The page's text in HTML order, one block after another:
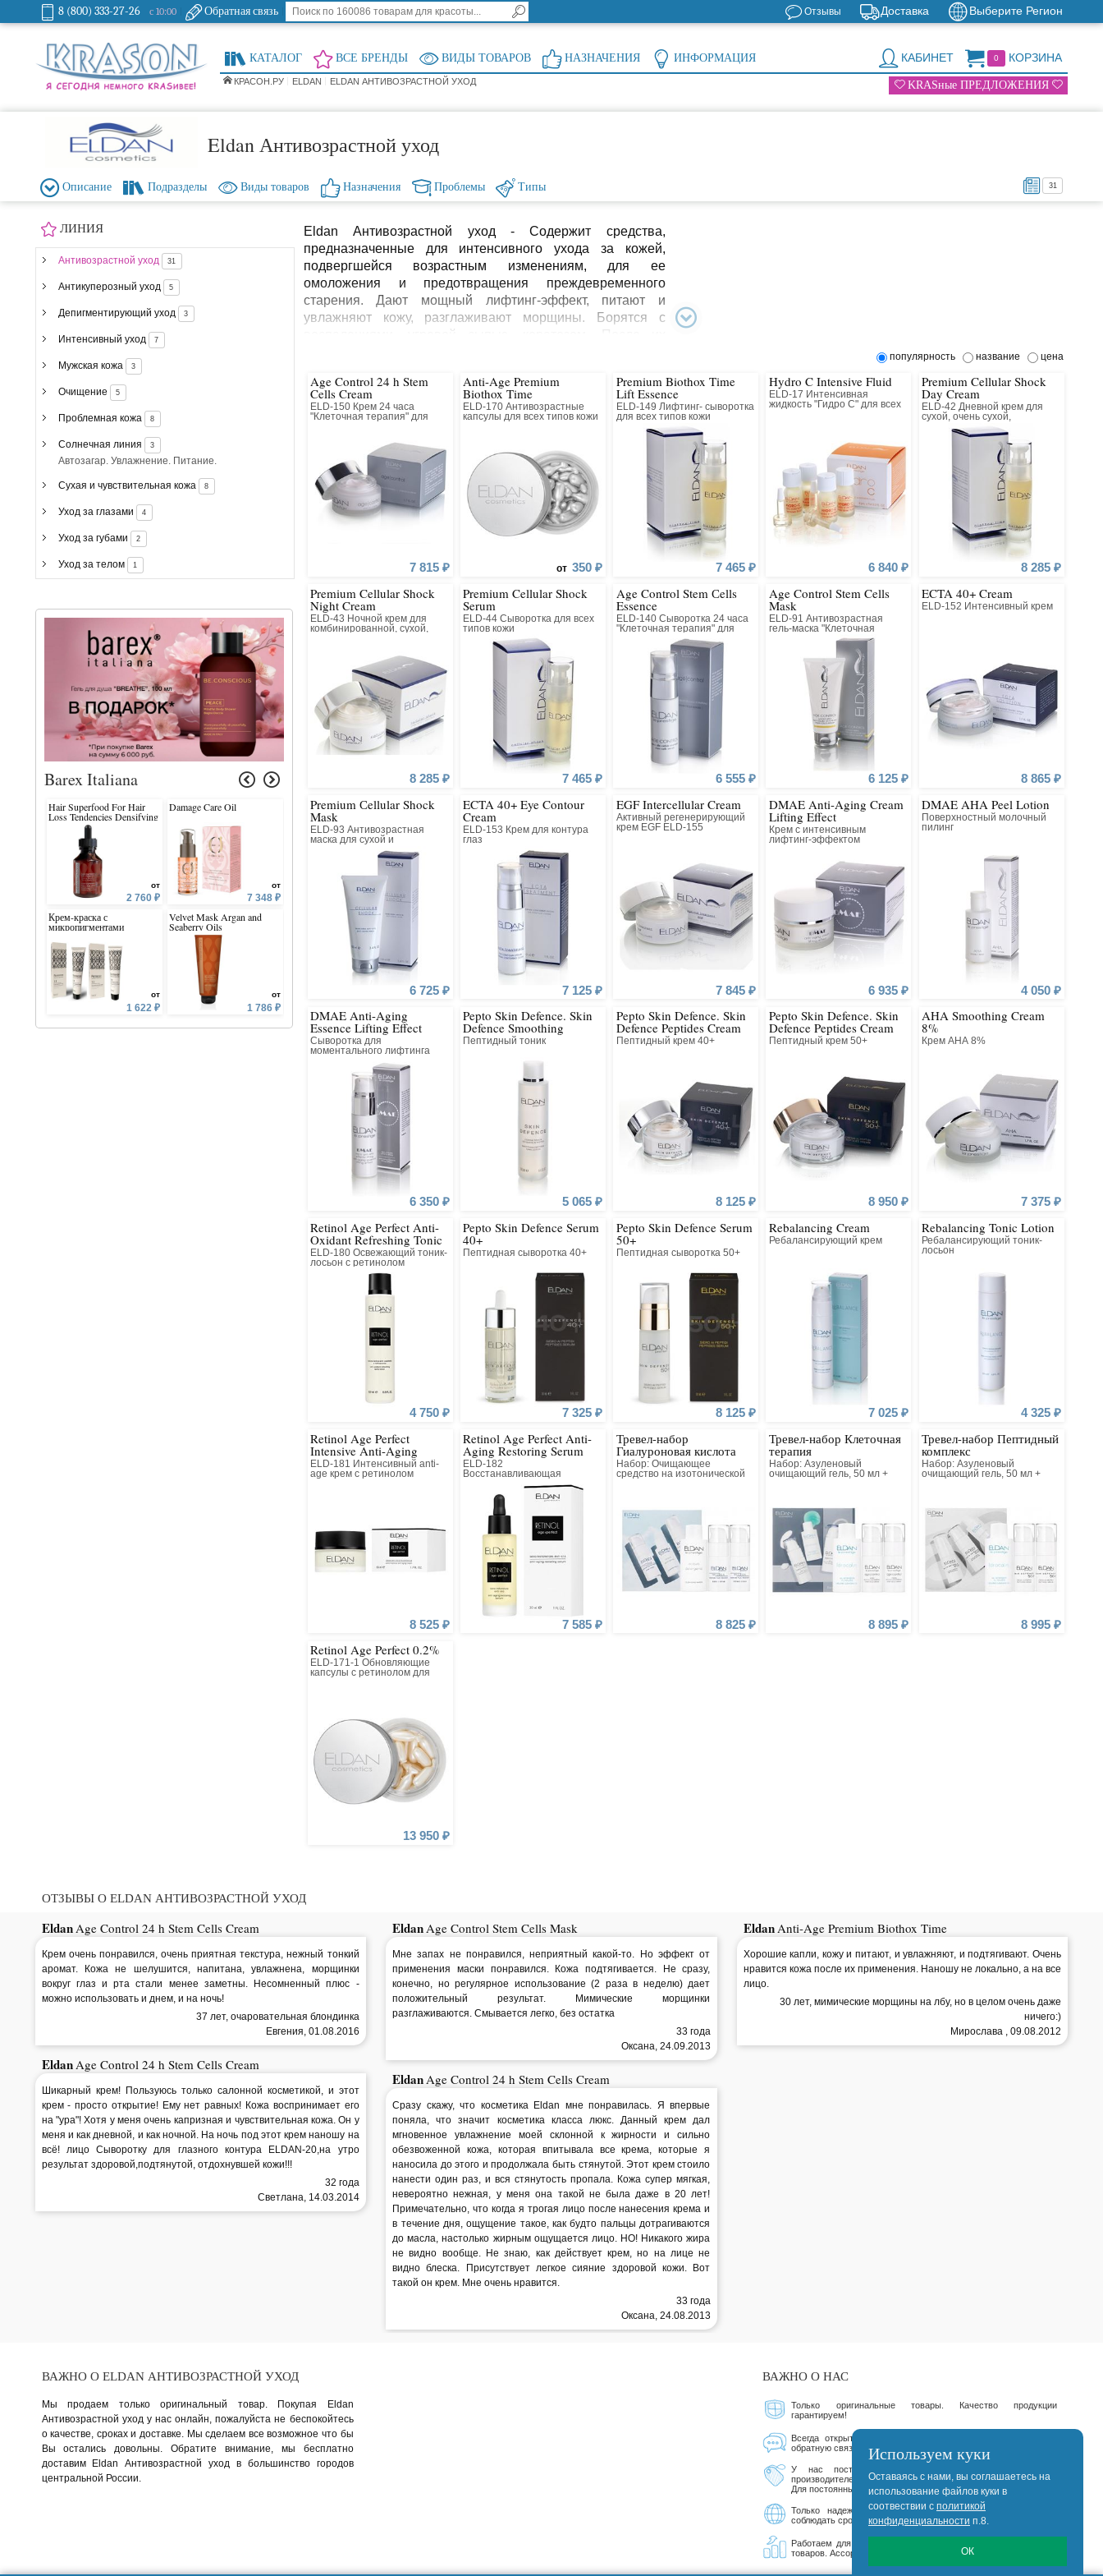
8 (800) 333-27-26 с 10:00 Обратная связь Выберите Регион
Доставка
Отзывы
0 КОРЗИНА
КАБИНЕТ
КАТАЛОГ ВСЕ БРЕНДЫ ВИДЫ ТОВАРОВ НАЗНАЧЕНИЯ ИНФОРМАЦИЯ
КРАСОН.РУ ELDAN ELDAN АНТИВОЗРАСТНОЙ УХОД KRASные ПРЕДЛОЖЕНИЯ
Eldan Антивозрастной уход
31
Описание Подразделы Виды товаров Назначения Проблемы Типы
ЛИНИЯ
Антивозрастной уход 31
Антикуперозный уход 5
Депигментирующий уход 3
Интенсивный уход 7
Мужская кожа 3
Очищение 5
Проблемная кожа 8
Солнечная линия 3
Автозагар. Увлажнение. Питание.
Сухая и чувствительная кожа 8
Уход за глазами 4
Уход за губами 2
Уход за телом 1
Barex Italiana
Hair Superfood For Hair
Loss Tendencies Densifying
от
2 760 ₽
Крем-краска с
микропигментами
от
1 622 ₽
Damage Care Oil
от
7 348 ₽
Velvet Mask Argan and
Seaberry Oils
от
1 786 ₽
Hair Superfood For Fine
Hair Volumizing
Conditioner
1 786 ₽
Daily Defence Daily Wash
Conditioner with Hemp and
Eldan Антивозрастной уход - Содержит средства,
предназначенные для интенсивного ухода за кожей,
подвергшейся возрастным изменениям, для ее
омоложения и предотвращения преждевременного
старения. Дают мощный лифтинг-эффект, питают и
увлажняют кожу, разглаживают морщины. Борятся с
популярность название цена
Age Control 24 h Stem
Cells Cream
ELD-150 Крем 24 часа
"Клеточная терапия" для
7 815 ₽
Anti-Age Premium
Biothox Time
ELD-170 Антивозрастные
капсулы для всех типов кожи
от 350 ₽
Premium Biothox Time
Lift Essence
ELD-149 Лифтинг- сыворотка
для всех типов кожи
7 465 ₽
Hydro C Intensive Fluid
ELD-17 Интенсивная
жидкость "Гидро С" для всех
6 840 ₽
Premium Cellular Shock
Day Cream
ELD-42 Дневной крем для
сухой, очень сухой,
нормальной,
комбинированной кожи
8 285 ₽
Premium Cellular Shock
Night Cream
ELD-43 Ночной крем для
комбинированной, сухой,
8 285 ₽
Premium Cellular Shock
Serum
ELD-44 Сыворотка для всех
типов кожи
7 465 ₽
Age Control Stem Сells
Essence
ELD-140 Сыворотка 24 часа
"Клеточная терапия" для
всех типов кожи
6 555 ₽
Age Control Stem Cells
Mask
ELD-91 Антивозрастная
гель-маска "Клеточная
терапия" для всех типов
6 125 ₽
ECTA 40+ Cream
ELD-152 Интенсивный крем
8 865 ₽
Premium Сellular Shock
Mask
ELD-93 Антивозрастная
маска для сухой и
нормальной кожи
6 725 ₽
ECTA 40+ Eye Contour
Cream
ELD-153 Крем для контура
глаз
7 125 ₽
EGF Intercellular Cream
Активный регенерирующий
крем EGF ELD-155
7 845 ₽
DMAE Anti-Aging Cream
Lifting Effect
Крем с интенсивным
лифтинг-эффектом
6 935 ₽
DMAE AHA Peel Lotion
Поверхностный молочный
пилинг
4 050 ₽
DMAE Anti-Aging
Essence Lifting Effect
Сыворотка для
моментального лифтинга
зрелой и атоничной кожи
6 350 ₽
Pepto Skin Defence. Skin
Defence Smoothing
Peptides Tonic Lotion
Пептидный тоник
5 065 ₽
Pepto Skin Defence. Skin
Defence Peptides Cream
40+
Пептидный крем 40+
8 125 ₽
Pepto Skin Defence. Skin
Defence Peptides Cream
50+
Пептидный крем 50+
8 950 ₽
AHA Smoothing Cream
8%
Крем АНА 8%
7 375 ₽
Retinol Age Perfect Anti-
Oxidant Refreshing Tonic
Lotion 0,5%
ELD-180 Освежающий тоник-
лосьон с ретинолом
4 750 ₽
Pepto Skin Defence Serum
40+
Пептидная сыворотка 40+
7 325 ₽
Pepto Skin Defence Serum
50+
Пептидная сыворотка 50+
8 125 ₽
Rebalancing Cream
Ребалансирующий крем
7 025 ₽
Rebalancing Tonic Lotion
Ребалансирующий тоник-
лосьон
4 325 ₽
Retinol Age Perfect
Intensive Anti-Aging
Cream
ELD-181 Интенсивный anti-
age крем с ретинолом
8 525 ₽
Retinol Age Perfect Anti-
Aging Restoring Serum
ELD-182
Восстанавливающая
сыворотка с ретинолом
7 585 ₽
Тревел-набор
Гиалуроновая кислота
Набор: Очищающее
средство на изотонической
часа с гиалуроновой
кислотой, 15 мл
8 825 ₽
Тревел-набор Клеточная
терапия
Набор: Азуленовый
очищающий гель, 50 мл +
терапия», 15 мл
8 895 ₽
Тревел-набор Пептидный
комплекс
Набор: Азуленовый
очищающий гель, 50 мл +
8 995 ₽
Retinol Age Perfect 0.2%
ELD-171-1 Обновляющие
капсулы с ретинолом для
13 950 ₽
ОТЗЫВЫ О ELDAN АНТИВОЗРАСТНОЙ УХОД
EldanAge Control 24 h Stem Cells Cream
Крем очень понравился, очень приятная текстура, нежный тонкий
аромат. Кожа не шелушится, напитана, увлажнена, морщинки
вокруг глаз и рта стали менее заметны. Несомненный плюс -
можно использовать и днем, и на ночь!
37 лет, очаровательная блондинка
Евгения, 01.08.2016
EldanAge Control 24 h Stem Cells Cream
Шикарный крем! Пользуюсь только салонной косметикой, и этот
крем - просто открытие! Ему нет равных! Кожа воспринимает его
на "ура"! Хотя у меня очень капризная и чувствительная кожа. Он у
меня и как дневной, и как ночной. На ночь под этот крем наношу на
всё! лицо Сыворотку для глазного контура ELDAN-20,на утро
результат здоровой,подтянутой, отдохнувшей кожи!!!
32 года
Светлана, 14.03.2014
EldanAge Control Stem Cells Mask
Мне запах не понравился, неприятный какой-то. Но эффект от
применения маски понравился. Кожа подтягивается. Не сразу,
конечно, но регулярное использование (2 раза в неделю) дает
положительный результат. Мимические морщинки
разглаживаются. Смывается легко, без остатка
33 года
Оксана, 24.09.2013
EldanAge Control 24 h Stem Cells Cream
Сразу скажу, что косметика Eldan мне понравилась. Я впервые
поняла, что значит косметика класса люкс. Данный крем дал
мгновенное увлажнение моей склонной к жирности и сильно
обезвоженной кожа, которая впитывала все крема, которые я
наносила до этого и продолжала быть стянутой. Этот крем стоило
нанести один раз, и вся стянутость пропала. Кожа супер мягкая,
невероятно нежная, у меня она такой не была даже в 20 лет!
Примечательно, что когда я трогая лицо после нанесения крема и
в течение дня, ощущение такое, как будто пальцы дотрагиваются
до масла, настолько жирным ощущается лицо. НО! Никакого жира
не видно вообще. Не знаю, как действует крем, но на лице не
видно блеска. Присутствует легкое сияние здоровой кожи. Вот
такой он крем. Мне очень нравится.
33 года
Оксана, 24.08.2013
EldanAnti-Age Premium Biothox Time
Хорошие капли, кожу и питают, и увлажняют, и подтягивают. Очень
нравится кожа после их применения. Наношу не локально, а на все
лицо.
30 лет, мимические морщины на лбу, но в целом очень даже
ничего:)
Мирослава , 09.08.2012
ВАЖНО О ELDAN АНТИВОЗРАСТНОЙ УХОД ВАЖНО О НАС
Мы продаем только оригинальный товар. Покупая Eldan
Антивозрастной уход у нас онлайн, пожалуйста не беспокойтесь
о качестве, сроках и доставке. Мы сделаем все возможное что бы
Вы остались довольны. Обратите внимание, мы бесплатно
доставим Eldan Антивозрастной уход в большинство городов
центральной России.
Только оригинальные товары. Качество продукции
гарантируем!
Всегда открыты для общения - Звоните или пишите через
обратную связь.
У нас постоянно проходят разнообразные акции от
производителей.
Для постоянных покупателей существует дисконтная система.
Только надежные курьерские службы, которые стараются
соблюдать сроки.
Работаем для Вас 17 лет 113 дней. Сегодня на сайте 160086
товаров. Ассортимент постоянно расширяется.
Используем куки
Оставаясь с нами, вы соглашаетесь на
использование файлов куки в
соотвествии с политикой
конфиденциальности п.8.
ОК